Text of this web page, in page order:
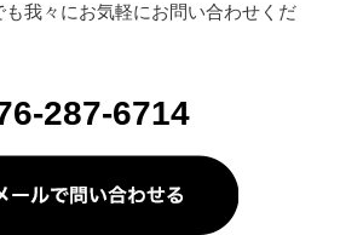
我々にお気軽にお問い合わせくだ
287-6714